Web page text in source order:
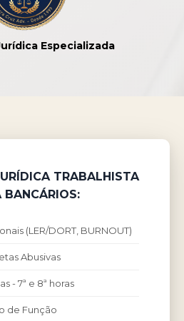
Especializada
TRABALHISTA
BANCÁRIOS:
(LER/DORT, BURNOUT)
Abusivas
- 7ª e 8ª horas
de Função